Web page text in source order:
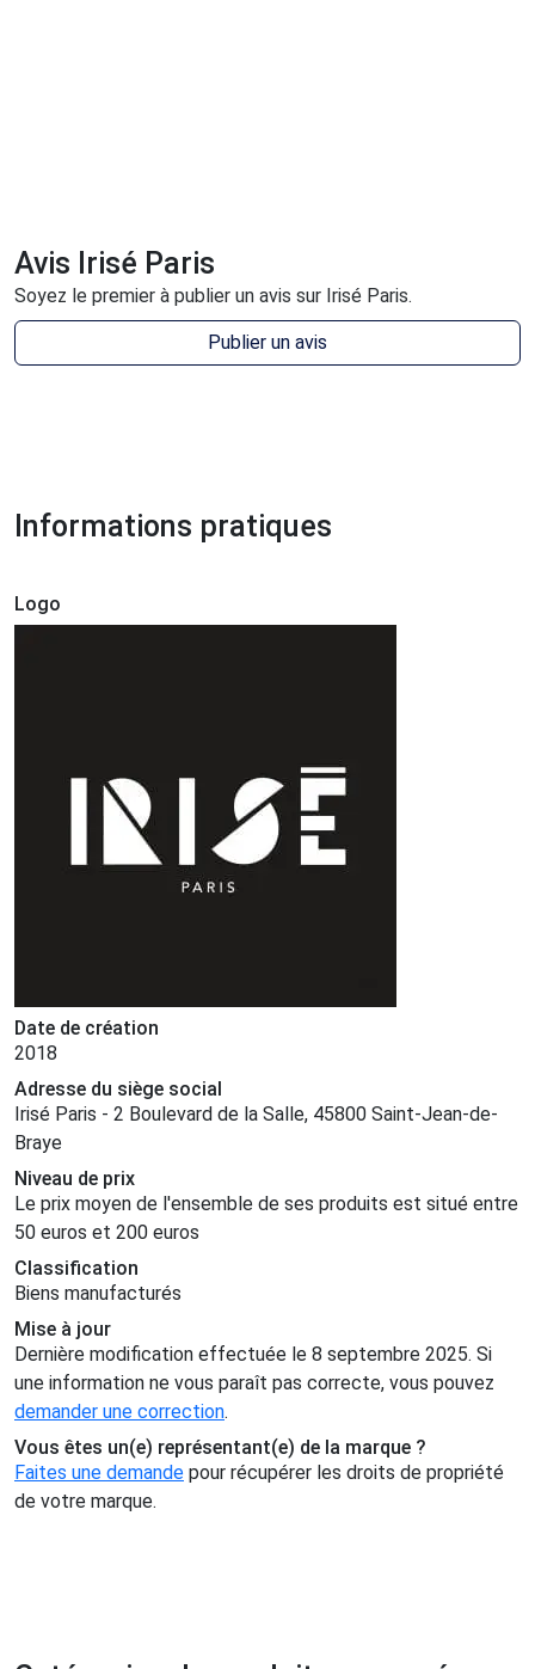
Avis Irisé Paris
Soyez le premier à publier un avis sur Irisé Paris.
Publier un avis
Informations pratiques
Logo
Date de création
2018
Adresse du siège social
Irisé Paris - 2 Boulevard de la Salle, 45800 Saint-Jean-de-
Braye
Niveau de prix
Le prix moyen de l'ensemble de ses produits est situé entre
50 euros et 200 euros
Classification
Biens manufacturés
Mise à jour
Dernière modification effectuée le 8 septembre 2025. Si
une information ne vous paraît pas correcte, vous pouvez
demander une correction.
Vous êtes un(e) représentant(e) de la marque ?
Faites une demande pour récupérer les droits de propriété
de votre marque.